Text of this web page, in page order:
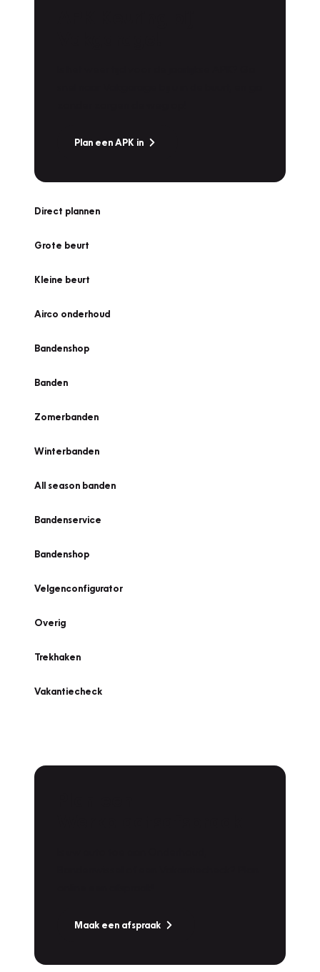
Plan een APK in
Direct plannen
Grote beurt
Kleine beurt
Airco onderhoud
Bandenshop
Banden
Zomerbanden
Winterbanden
All season banden
Bandenservice
Bandenshop
Velgenconfigurator
Overig
Trekhaken
Vakantiecheck
Maak een afspraak